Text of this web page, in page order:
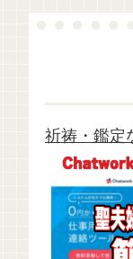
祈祷・鑑定